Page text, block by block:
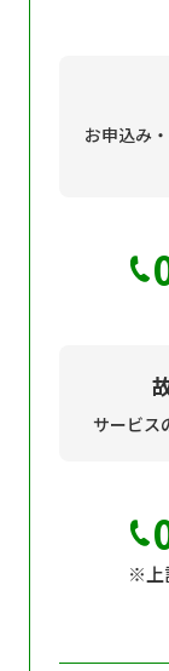
お申込み
サービス
※上